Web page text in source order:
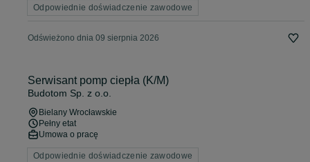
Odpowiednie doświadczenie zawodowe
Odświeżono dnia 09 sierpnia 2026
Serwisant pomp ciepła (K/M)
Budotom Sp. z o.o.
Bielany Wrocławskie
Pełny etat
Umowa o pracę
Odpowiednie doświadczenie zawodowe